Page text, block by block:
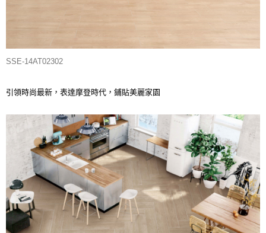
SSE-14AT02302
引領時尚最新，表達摩登時代，鋪貼美麗家園